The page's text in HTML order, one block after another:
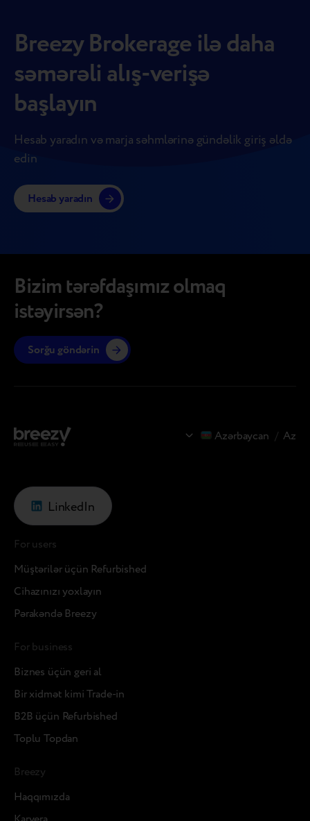
Breezy Brokerage ilə daha
səmərəli alış-verişə
başlayın
Hesab yaradın və marja səhmlərinə gündəlik giriş əldə
edin
Hesab yaradın
Azərbaycan / Az
Bizim tərəfdaşımız olmaq
istəyirsən?
Sorğu göndərin
LinkedIn
For users
Müştərilər üçün Refurbished
Cihazınızı yoxlayın
Pərakəndə Breezy
For business
Biznes üçün geri al
Bir xidmət kimi Trade-in
B2B üçün Refurbished
Toplu Topdan
Breezy
Haqqımızda